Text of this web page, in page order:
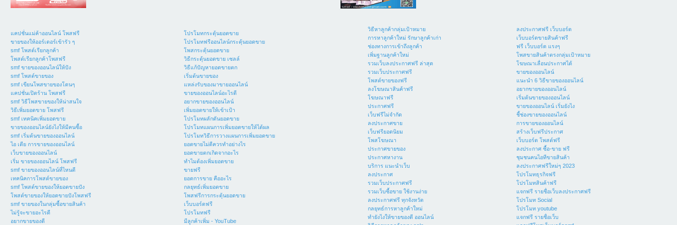
แคปชั่นแม่ค้าออนไลน์ โพสฟรี
ขายของให้ออร์เดอร์เข้ารัว ๆ
smf โพสต์เรียกลูกค้า
โพสต์เรียกลูกค้าโพสฟรี
smf ขายของออนไลน์ให้ปัง
smf โพสต์ขายของ
smf เขียนโพสขายของโดนๆ
แคปชั่นเปิดร้าน โพสฟรี
smf วิธีโพสขายของให้น่าสนใจ
วิธีเพิ่มยอดขาย โพสฟรี
smf เทคนิคเพิ่มยอดขาย
ขายของออนไลน์ยังไงให้มีคนซื้อ
smf เริ่มต้นขายของออนไลน์
ไอ เดีย การขายของออนไลน์
เว็บขายของออนไลน์
เริ่ม ขายของออนไลน์ โพสฟรี
smf ขายของออนไลน์ที่ไหนดี
เทคนิคการโพสต์ขายของ
smf โพสต์ขายของให้ยอดขายปัง
โพสต์ขายของให้ยอดขายปังโพสฟรี
smf ขายของในกลุ่มซื้อขายสินค้า
ไม่รู้จะขายอะไรดี
อยากขายของดี
โปรโมทกระตุ้นยอดขาย
โปรโมทฟรีออนไลน์กระตุ้นยอดขาย
โพสกระตุ้นยอดขาย
วิธีกระตุ้นยอดขาย เซลล์
วิธีแก้ปัญหายอดขายตก
เริ่มต้นขายของ
แหล่งรับของมาขายออนไลน์
ขายของออนไลน์อะไรดี
อยากขายของออนไลน์
เพิ่มยอดขายให้เข้าเป้า
โปรโมทผลักดันยอดขาย
โปรโมทแผนการเพิ่มยอดขายให้ได้ผล
โปรโมทวิธีการวางแผนการเพิ่มยอดขาย
ยอดขายไม่ดีควรทำอย่างไร
ยอดขายตกเกิดจากอะไร
ทำไมต้องเพิ่มยอดขาย
ขายฟรี
ยอดการขาย คืออะไร
กลยุทธ์เพิ่มยอดขาย
โพสฟรีการกระตุ้นยอดขาย
เว็บบอร์ดฟรี
โปรโมทฟรี
มีลูกค้าเพิ่ม - YouTube
วิธีหาลูกค้ากลุ่มเป้าหมาย
การหาลูกค้าใหม่ รักษาลูกค้าเก่า
ช่องทางการเข้าถึงลูกค้า
เพิ่มฐานลูกค้าใหม่
รวมเว็บลงประกาศฟรี ล่าสุด
รวมเว็บประกาศฟรี
โพสต์ขายของฟรี
ลงโฆษณาสินค้าฟรี
โฆษณาฟรี
ประกาศฟรี
เว็บฟรีไม่จำกัด
ลงประกาศขาย
เว็บฟรียอดนิยม
โพสโฆษณา
ประกาศขายของ
ประกาศหางาน
บริการ แนะนำเว็บ
ลงประกาศ
รวมเว็บประกาศฟรี
รวมเว็บซื้อขาย ใช้งานง่าย
ลงประกาศฟรี ทุกจังหวัด
กลยุทธ์การหาลูกค้าใหม่
ทํายังไงให้ขายของดี ออนไลน์
ลงประกาศฟรี เว็บบอร์ด
เว็บบอร์ดขายสินค้าฟรี
ฟรี เว็บบอร์ด แรงๆ
โพสขายสินค้าตรงกลุ่มเป้าหมาย
โฆษณาเลื่อนประกาศได้
ขายของออนไลน์
แนะนำ 6 วิธีขายของออนไลน์
อยากขายของออนไลน์
เริ่มต้นขายของออนไลน์
ขายของออนไลน์ เริ่มยังไง
ชี้ช่องขายของออนไลน์
การขายของออนไลน์
สร้างเว็บฟรีประกาศ
เว็บบอร์ด โพสต์ฟรี
ลงประกาศ ซื้อ-ขาย ฟรี
ชุมชนคนไอทีขายสินค้า
ลงประกาศฟรีใหม่ๆ 2023
โปรโมทธุรกิจฟรี
โปรโมทสินค้าฟรี
แจกฟรี รายชื่อเว็บลงประกาศฟรี
โปรโมท Social
โปรโมท youtube
แจกฟรี รายชื่อเว็บ